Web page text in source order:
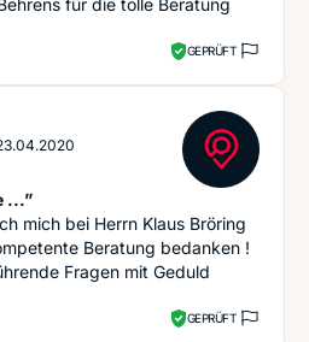
für die tolle Beratung
GEPRÜFT
...”
mich bei Herrn Klaus Bröring
Beratung bedanken !
Fragen mit Geduld
GEPRÜFT